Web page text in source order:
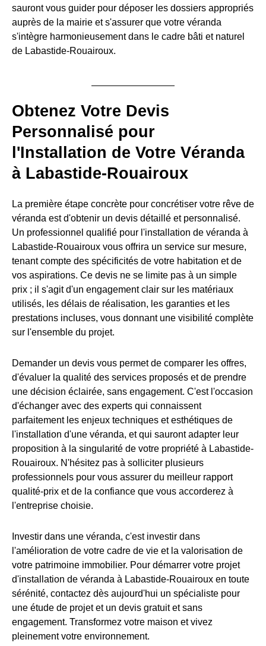
sauront vous guider pour déposer les dossiers appropriés
auprès de la mairie et s'assurer que votre véranda
s'intègre harmonieusement dans le cadre bâti et naturel
de Labastide-Rouairoux.
Obtenez Votre Devis
Personnalisé pour
l'Installation de Votre Véranda
à Labastide-Rouairoux
La première étape concrète pour concrétiser votre rêve de
véranda est d'obtenir un devis détaillé et personnalisé.
Un professionnel qualifié pour l'installation de véranda à
Labastide-Rouairoux vous offrira un service sur mesure,
tenant compte des spécificités de votre habitation et de
vos aspirations. Ce devis ne se limite pas à un simple
prix ; il s'agit d'un engagement clair sur les matériaux
utilisés, les délais de réalisation, les garanties et les
prestations incluses, vous donnant une visibilité complète
sur l'ensemble du projet.
Demander un devis vous permet de comparer les offres,
d'évaluer la qualité des services proposés et de prendre
une décision éclairée, sans engagement. C'est l'occasion
d'échanger avec des experts qui connaissent
parfaitement les enjeux techniques et esthétiques de
l'installation d'une véranda, et qui sauront adapter leur
proposition à la singularité de votre propriété à Labastide-
Rouairoux. N'hésitez pas à solliciter plusieurs
professionnels pour vous assurer du meilleur rapport
qualité-prix et de la confiance que vous accorderez à
l'entreprise choisie.
Investir dans une véranda, c'est investir dans
l'amélioration de votre cadre de vie et la valorisation de
votre patrimoine immobilier. Pour démarrer votre projet
d'installation de véranda à Labastide-Rouairoux en toute
sérénité, contactez dès aujourd'hui un spécialiste pour
une étude de projet et un devis gratuit et sans
engagement. Transformez votre maison et vivez
pleinement votre environnement.